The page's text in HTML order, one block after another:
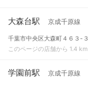
大森台駅 京成千原線
千葉市中央区大森町４６３-３
このページの店舗から 1.4 km
学園前駅 京成千原線